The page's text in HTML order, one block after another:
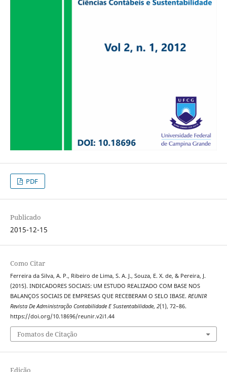
PDF
Publicado
2015-12-15
Como Citar
Ferreira da Silva, A. P., Ribeiro de Lima, S. A. J., Souza, E. X. de, & Pereira, J.
(2015). INDICADORES SOCIAIS: UM ESTUDO REALIZADO COM BASE NOS
BALANÇOS SOCIAIS DE EMPRESAS QUE RECEBERAM O SELO IBASE. REUNIR
Revista De Administração Contabilidade E Sustentabilidade, 2(1), 72–86.
https://doi.org/10.18696/reunir.v2i1.44
Fomatos de Citação
Edição